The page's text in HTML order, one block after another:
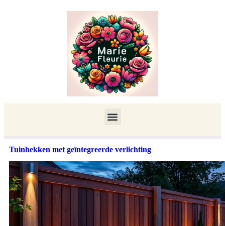
Tuinhekken met geïntegreerde verlichting